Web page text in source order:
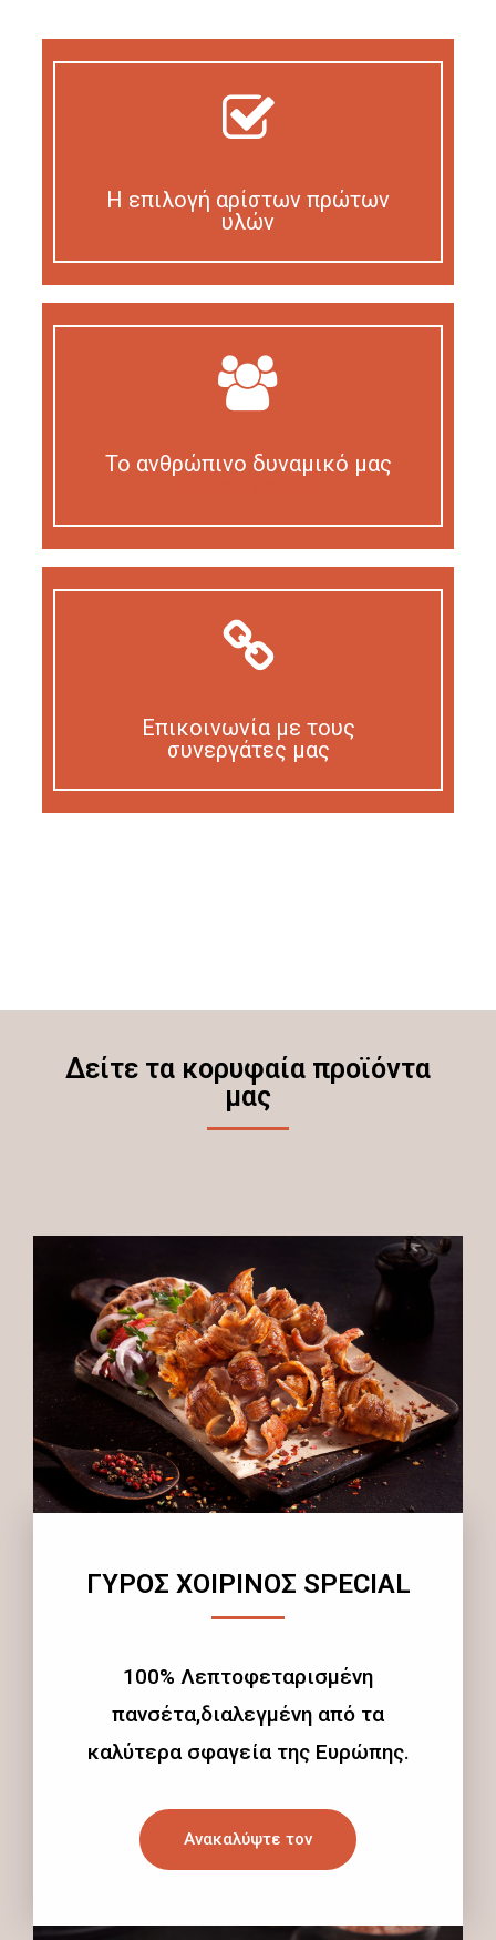
Η επιλογή αρίστων πρώτων
υλών
Το ανθρώπινο δυναμικό μας
Επικοινωνία με τους
συνεργάτες μας
Δείτε τα κορυφαία προϊόντα
μας
ΓΥΡΟΣ ΧΟΙΡΙΝΟΣ SPECIAL
100% Λεπτοφεταρισμένη
πανσέτα,διαλεγμένη από τα
καλύτερα σφαγεία της Ευρώπης.
Ανακαλύψτε τον